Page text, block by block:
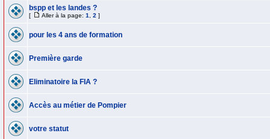
bspp et les landes ?
[ Aller à la page: 1 2 ]
pour les 4 ans de formation
Première garde
Eliminatoire la FIA ?
Accès au métier de Pompier
votre statut